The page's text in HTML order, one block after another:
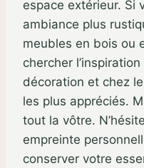
espace extérieur. Si
ambiance plus
meubles en bois ou
chercher
décoration et chez
les plus appréciés.
tout la vôtre.
empreinte
conserver votre